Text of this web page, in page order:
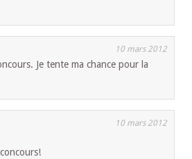
10 mars 2012
Je tente ma chance pour la
10 mars 2012